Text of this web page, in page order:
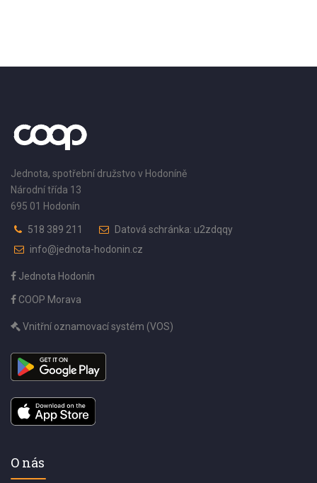
Jednota, spotřební družstvo v Hodoníně
Národní třída 13
695 01 Hodonín
518 389 211
Datová schránka: u2zdqqy
info@jednota-hodonin.cz
Jednota Hodonín
COOP Morava
Vnitřní oznamovací systém (VOS)
O nás